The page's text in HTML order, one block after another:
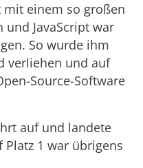
mit einem so großen
JavaScript war
So wurde ihm
verliehen und auf
Source-Software
auf und landete
Platz 1 war übrigens